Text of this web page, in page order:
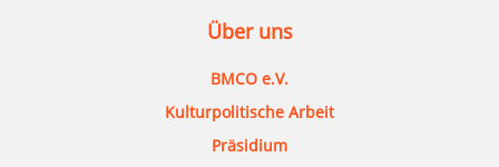
Über uns
BMCO e.V.
Kulturpolitische Arbeit
Präsidium